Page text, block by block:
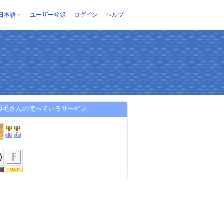
本語 ユーザー登録 ログイン ヘルプ
毛さんの使っているサービス